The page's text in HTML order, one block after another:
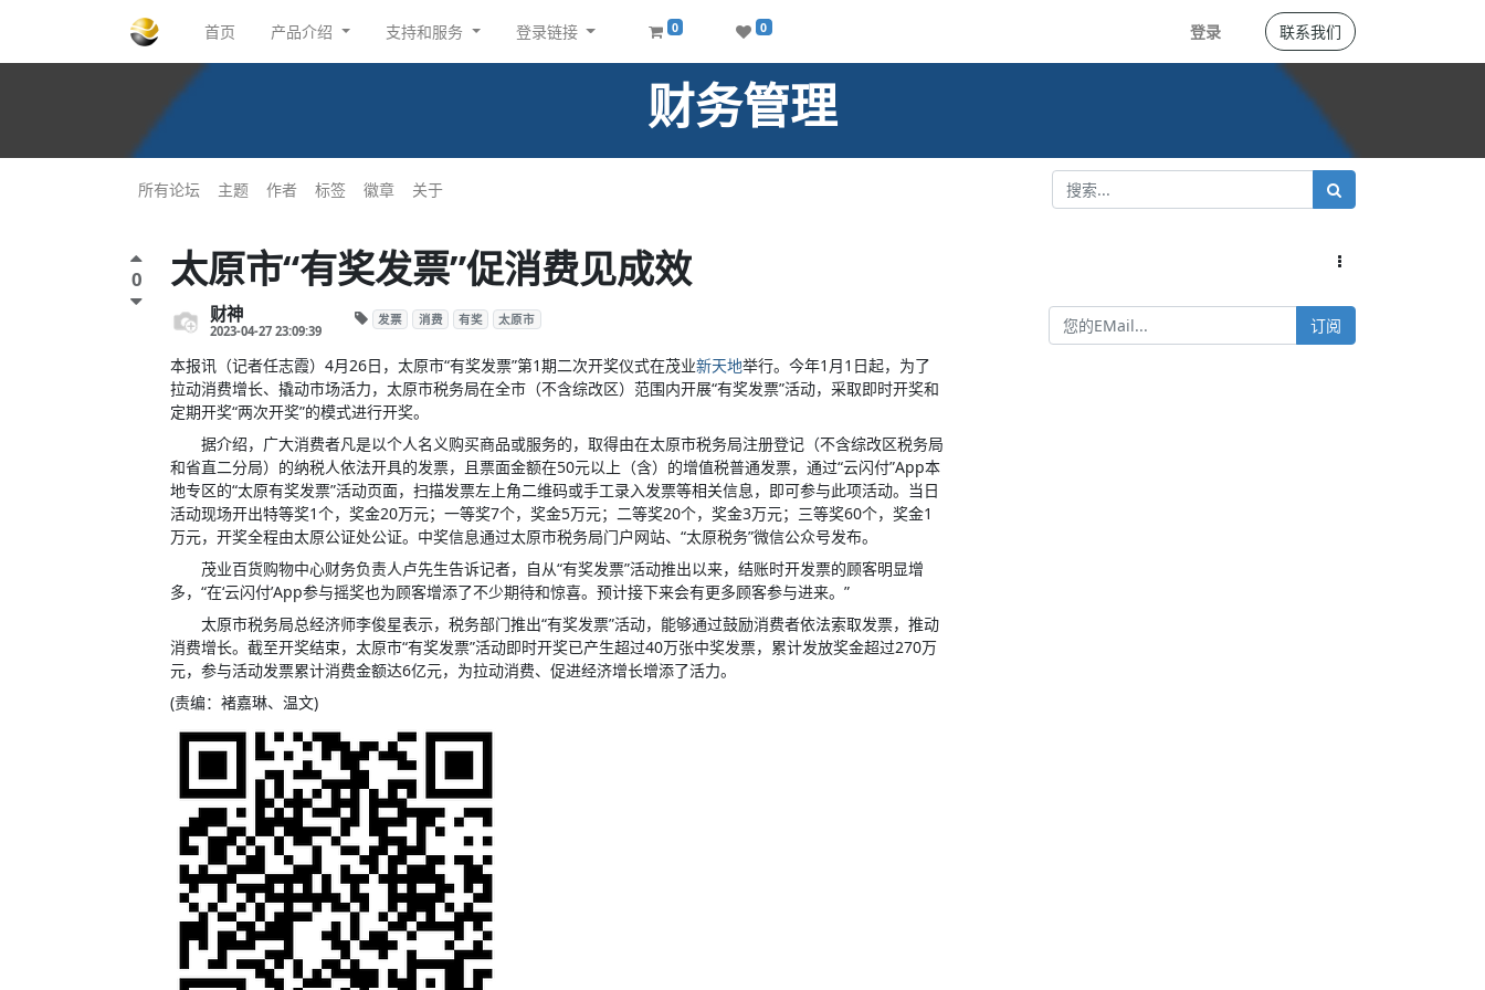
首页 产品介绍 支持和服务 登录链接 0 0 登录 联系我们
财务管理
所有论坛 主题 作者 标签 徽章 关于
0 太原市“有奖发票”促消费见成效
财神
2023-04-27 23:09:39 订阅
发票 消费 有奖 太原市
本报讯 （记者任志霞）4月26日，太原市“有奖发票”第1期二次开奖仪式在茂业新天地举行。今年1月1日起，为了
拉动消费增长、撬动市场活力，太原市税务局在全市（不含综改区）范围内开展“有奖发票”活动，采取即时开奖和
定期开奖“两次开奖”的模式进行开奖。
据介绍，广大消费者凡是以个人名义购买商品或服务的，取得由在太原市税务局注册登记（不含综改区税务局
和省直二分局）的纳税人依法开具的发票，且票面金额在50元以上（含）的增值税普通发票，通过“云闪付”App本
地专区的“太原有奖发票”活动页面，扫描发票左上角二维码或手工录入发票等相关信息，即可参与此项活动。当日
活动现场开出特等奖1个，奖金20万元；一等奖7个，奖金5万元；二等奖20个，奖金3万元；三等奖60个，奖金1
万元，开奖全程由太原公证处公证。中奖信息通过太原市税务局门户网站、“太原税务”微信公众号发布。
茂业百货购物中心财务负责人卢先生告诉记者，自从“有奖发票”活动推出以来，结账时开发票的顾客明显增
多，“在‘云闪付’App参与摇奖也为顾客增添了不少期待和惊喜。预计接下来会有更多顾客参与进来。”
太原市税务局总经济师李俊星表示，税务部门推出“有奖发票”活动，能够通过鼓励消费者依法索取发票，推动
消费增长。截至开奖结束，太原市“有奖发票”活动即时开奖已产生超过40万张中奖发票，累计发放奖金超过270万
元，参与活动发票累计消费金额达6亿元，为拉动消费、促进经济增长增添了活力。
(责编：褚嘉琳、温文)